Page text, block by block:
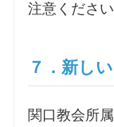
注意ください
７．新し
関口教会所